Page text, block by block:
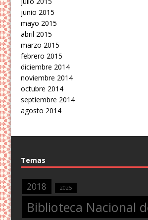
junio 2015
mayo 2015
abril 2015
marzo 2015
febrero 2015
diciembre 2014
noviembre 2014
octubre 2014
septiembre 2014
agosto 2014
Temas
2018 2025
Biblioteca Nacional